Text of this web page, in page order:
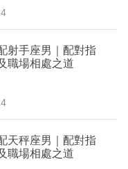
射手座男｜配對指
職場相處之道
天秤座男｜配對指
職場相處之道